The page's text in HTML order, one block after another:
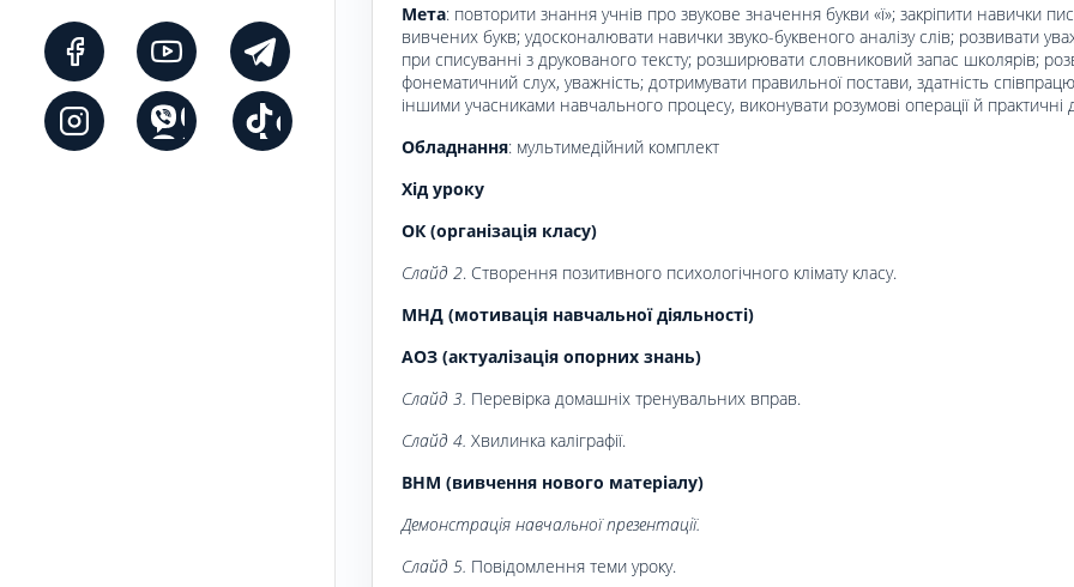
Мета: повторити знання учнів про звукове значення букви «ї»; закріпити навички
вивчених букв; удосконалювати навички звуко-буквеного аналізу слів; розвивати
при списуванні з друкованого тексту; розширювати словниковий запас школярів;
фонематичний слух, уваж­ність; дотримувати правильної постави, здатність
іншими учасниками навчального процесу, виконувати розумові операції й практичні
Обладнання: мультимедійний комплект
Хід уроку
ОК (організація класу)
Слайд 2. Створення позитивного психологічного клімату класу.
МНД (мотивація навчальної діяльності)
АОЗ (актуалізація опорних знань)
Слайд 3. Перевірка домашніх тренувальних вправ.
Слайд 4. Хвилинка каліграфії.
ВНМ (вивчення нового матеріалу)
Демонстрація навчальної презентації.
Слайд 5. Повідомлення теми уроку.